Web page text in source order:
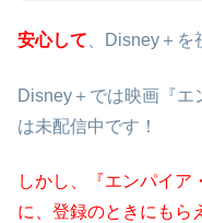
安心して 、Disney＋
Disney＋では映画『エ
は未配信中です！
しかし、『エンパイア
に、 登録のときにもら